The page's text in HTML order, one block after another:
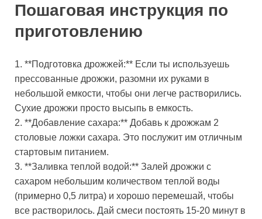
Пошаговая инструкция по
приготовлению
1. **Подготовка дрожжей:** Если ты используешь
прессованные дрожжи, разомни их руками в
небольшой емкости, чтобы они легче растворились.
Сухие дрожжи просто высыпь в емкость.
2. **Добавление сахара:** Добавь к дрожжам 2
столовые ложки сахара. Это послужит им отличным
стартовым питанием.
3. **Заливка теплой водой:** Залей дрожжи с
сахаром небольшим количеством теплой воды
(примерно 0,5 литра) и хорошо перемешай, чтобы
все растворилось. Дай смеси постоять 15-20 минут в